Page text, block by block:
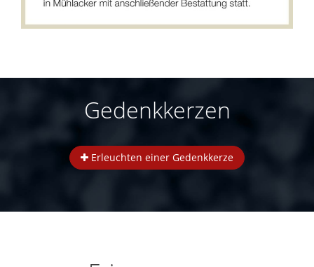
Gedenkkerzen
Erleuchten einer Gedenkkerze